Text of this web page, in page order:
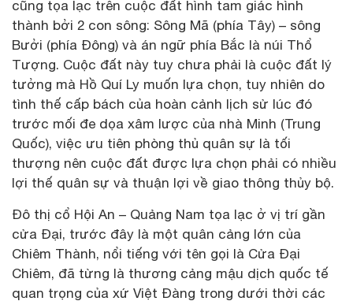
cũng tọa lạc trên cuộc đất hình tam giác hình
thành bởi 2 con sông: Sông Mã (phía Tây) – sông
Bưởi (phía Đông) và án ngữ phía Bắc là núi Thổ
Tượng. Cuộc đất này tuy chưa phải là cuộc đất lý
tưởng mà Hồ Quí Ly muốn lựa chọn, tuy nhiên do
tình thế cấp bách của hoàn cảnh lịch sử lúc đó
trước mối đe dọa xâm lược của nhà Minh (Trung
Quốc), việc ưu tiên phòng thủ quân sự là tối
thượng nên cuộc đất được lựa chọn phải có nhiều
lợi thế quân sự và thuận lợi về giao thông thủy bộ.
Đô thị cổ Hội An – Quảng Nam tọa lạc ở vị trí gần
cửa Đại, trước đây là một quân cảng lớn của
Chiêm Thành, nổi tiếng với tên gọi là Cửa Đại
Chiêm, đã từng là thương cảng mậu dịch quốc tế
quan trọng của xứ Việt Đàng trong dưới thời các